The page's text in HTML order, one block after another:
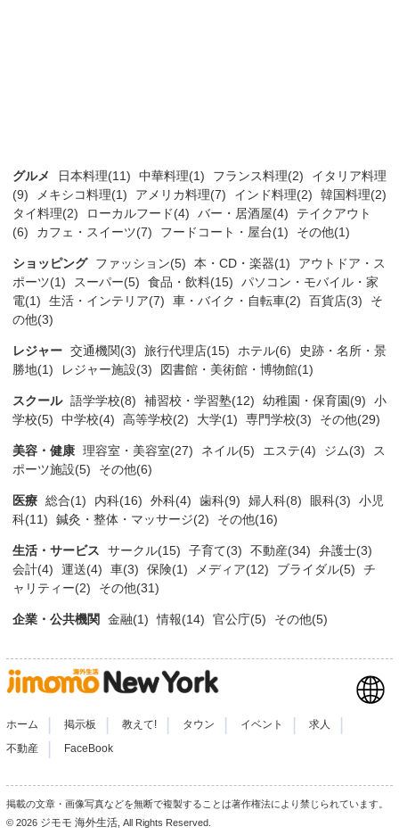
グルメ 日本料理(11) 中華料理(1) フランス料理(2)
イタリア料理
(9)
メキシコ料理(1) アメリカ料理(7) インド料理(2)
韓国料理(2)
タイ料理(2)
ローカルフード(4) バー・居酒屋(4)
テイクアウト
(6)
カフェ・スイーツ(7) フードコート・屋台(1) その他(1)
ショッピング ファッション(5) 本・CD・楽器(1)
アウトドア・ス
ポーツ(1)
スーパー(5) 食品・飲料(15)
パソコン・モバイル・家
電(1)
生活・インテリア(7) 車・バイク・自転車(2) 百貨店(3)
そ
の他(3)
レジャー 交通機関(3) 旅行代理店(15) ホテル(6)
史跡・名所・景
勝地(1)
レジャー施設(3) 図書館・美術館・博物館(1)
スクール 語学学校(8) 補習校・学習塾(12) 幼稚園・保育園(9)
小
学校(5)
中学校(4) 高等学校(2) 大学(1) 専門学校(3) その他(29)
美容・健康 理容室・美容室(27) ネイル(5) エステ(4) ジム(3)
ス
ポーツ施設(5)
その他(6)
医療 総合(1) 内科(16) 外科(4) 歯科(9) 婦人科(8) 眼科(3)
小児
科(11)
鍼灸・整体・マッサージ(2) その他(16)
生活・サービス サークル(15) 子育て(3) 不動産(34)
弁護士(3)
会計(4)
運送(4) 車(3) 保険(1) メディア(12) ブライダル(5)
チ
ャリティー(2)
その他(31)
企業・公共機関 金融(1) 情報(14) 官公庁(5) その他(5)
ホーム 掲示板 教えて! タウン イベント 求人
不動産 FaceBook
掲載の文章・画像写真などを無断で複製することは著作権法により禁じられています。
© 2026 ジモモ 海外生活 , All Rights Reserved.